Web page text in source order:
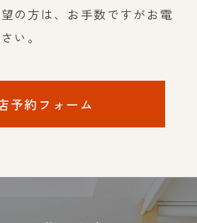
の方は、お手数ですがお電
い。
予約フォーム